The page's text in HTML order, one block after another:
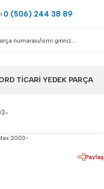
0 (506) 244 38 89
TİCARİ YEDEK PARÇA
Paylaş